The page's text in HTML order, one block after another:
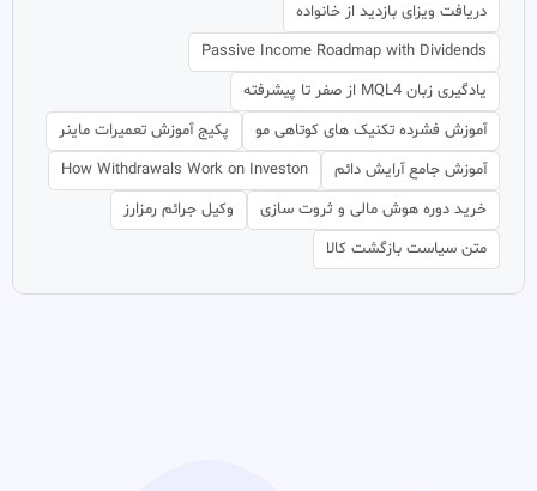
دریافت ویزای بازدید از خانواده
Passive Income Roadmap with Dividends
یادگیری زبان MQL4 از صفر تا پیشرفته
آموزش فشرده تکنیک های کوتاهی مو
پکیج آموزش تعمیرات ماینر
آموزش جامع آرایش دائم
How Withdrawals Work on Investon
خرید دوره هوش مالی و ثروت سازی
وکیل جرائم رمزارز
متن سیاست بازگشت کالا